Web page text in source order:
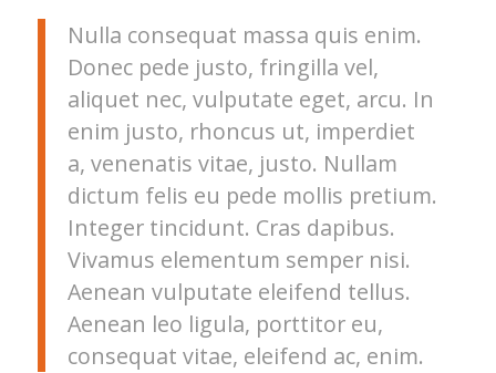
Nulla consequat massa quis enim.
Donec pede justo, fringilla vel,
aliquet nec, vulputate eget, arcu. In
enim justo, rhoncus ut, imperdiet
a, venenatis vitae, justo. Nullam
dictum felis eu pede mollis pretium.
Integer tincidunt. Cras dapibus.
Vivamus elementum semper nisi.
Aenean vulputate eleifend tellus.
Aenean leo ligula, porttitor eu,
consequat vitae, eleifend ac, enim.